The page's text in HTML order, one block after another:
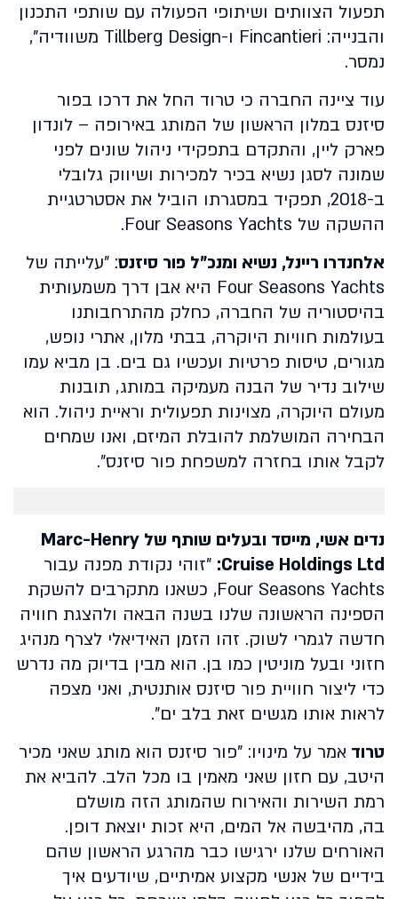
תפעול הצוותים ושיתופי הפעולה עם שותפי התכנון
והבנייה: Fincantieri ו-Tillberg Design משוודיה",
נמסר.
עוד ציינה החברה כי טרוד החל את דרכו בפור
סיזנס במלון הראשון של המותג באירופה – לונדון
פארק ליין, והתקדם בתפקידי ניהול שונים לפני
שמונה לסגן נשיא בכיר למכירות ושיווק גלובלי
ב-2018, תפקיד במסגרתו הוביל את אסטרטגיית
ההשקה של Four Seasons Yachts.
אלחנדרו ריינל, נשיא ומנכ"ל פור סיזנס: "עלייתה של
Four Seasons Yachts היא אבן דרך משמעותית
בהיסטוריה של החברה, כחלק מהתרחבותנו
בעולמות חוויות היוקרה, בבתי מלון, אתרי נופש,
מגורים, טיסות פרטיות ועכשיו גם בים. בן מביא עמו
שילוב נדיר של הבנה מעמיקה במותג, תובנות
מעולם היוקרה, מצוינות תפעולית וראיית ניהול. הוא
הבחירה המושלמת להובלת המיזם, ואנו שמחים
לקבל אותו בחזרה למשפחת פור סיזנס".
נדים אשי, מייסד ובעלים שותף של Marc-Henry
Cruise Holdings Ltd: "זוהי נקודת מפנה עבור
Four Seasons Yachts, כשאנו מתקרבים להשקת
הספינה הראשונה שלנו בשנה הבאה ולהצגת חוויה
חדשה לגמרי לשוק. זהו הזמן האידיאלי לצרף מנהיג
חזוני ובעל מוניטין כמו בן. הוא מבין בדיוק מה נדרש
כדי ליצור חוויית פור סיזנס אותנטית, ואני מצפה
לראות אותו מגשים זאת בלב ים".
טרוד אמר על מינויו: "פור סיזנס הוא מותג שאני מכיר
היטב, עם חזון שאני מאמין בו מכל הלב. להביא את
רמת השירות והאירוח שהמותג הזה מושלם
בה, מהיבשה אל המים, היא זכות יוצאת דופן.
האורחים שלנו ירגישו כבר מהרגע הראשון שהם
בידיים של אנשי מקצוע אמיתיים, שיודעים איך